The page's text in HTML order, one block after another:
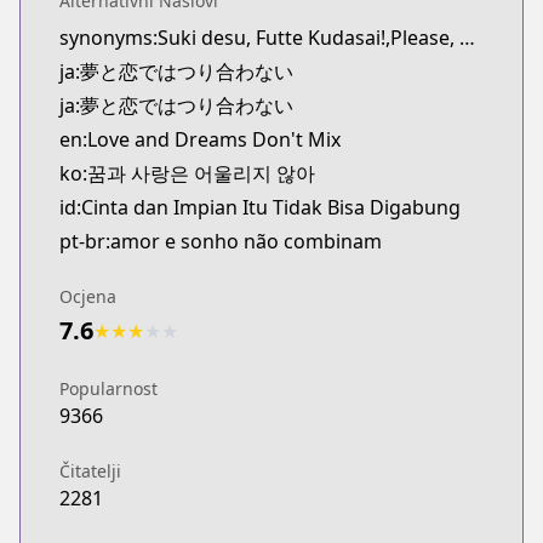
Kitsu
https://kitsu.app/manga/73502
MangaUpdates
MangaUpdates
https://www.mangaupdates.com/
Book☆Walker
Book☆Walker
https://bookwalker.jp/series/538014
synonyms:Suki desu, Futte Kudasai!,Please, Break My Heart!
ja:夢と恋ではつり合わない
ja:夢と恋ではつり合わない
en:Love and Dreams Don't Mix
ko:꿈과 사랑은 어울리지 않아
id:Cinta dan Impian Itu Tidak Bisa Digabung
pt-br:amor e sonho não combinam
Ocjena
7.6★★★
Popularnost
9366
Čitatelji
2281